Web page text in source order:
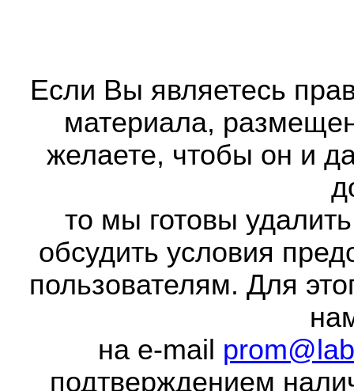
Если Вы являетесь
материала,
желаете, чтобы он и
то мы готовы
обсудить условия
пользователям. Для
на e-mail
подтверждением